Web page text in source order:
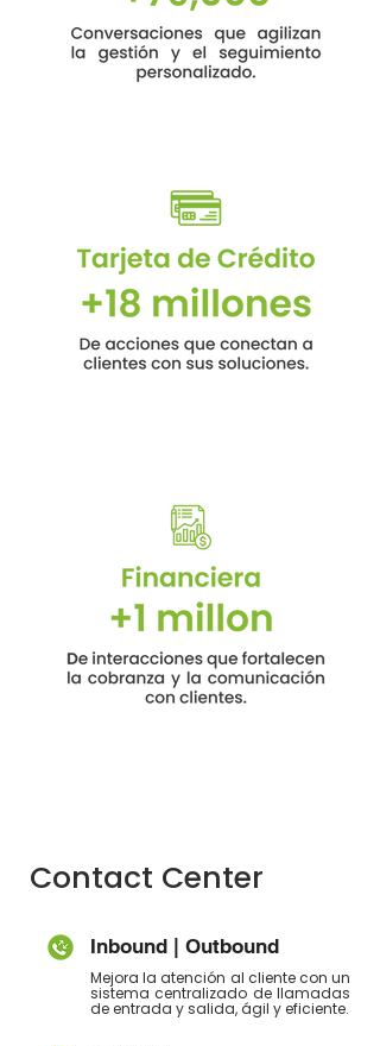
Contact Center
Inbound | Outbound
Mejora la atención al cliente con un
sistema centralizado de llamadas
de entrada y salida, ágil y eficiente.